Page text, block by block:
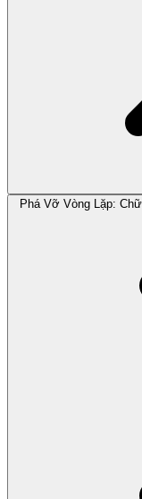
Phá Vỡ Vòng Lặp: